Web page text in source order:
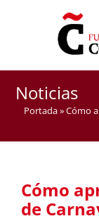
LA FUNDACIÓN
ESTUDIOS
EL CENTRO
CURSOS Y
CONTACTA
Noticias
Portada»Cómo
Cómo
de